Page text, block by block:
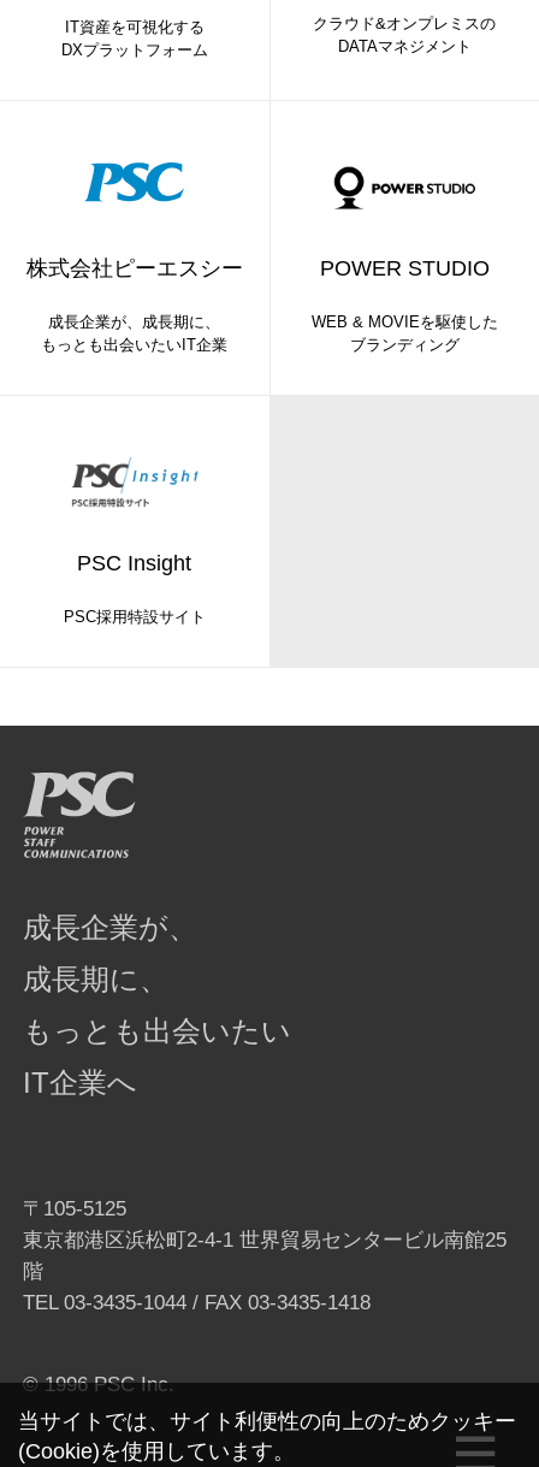
IT資産を可視化する
DXプラットフォーム
クラウド&オンプレミスの
DATAマネジメント
株式会社ピーエスシー
成長企業が、成長期に、
もっとも出会いたいIT企業
POWER STUDIO
WEB & MOVIEを駆使した
ブランディング
PSC Insight
PSC採用特設サイト
成長企業が、
成長期に、
もっとも出会いたい
IT企業へ
〒105-5125
東京都港区浜松町2-4-1 世界貿易センタービル南館25
階
TEL03-3435-1044/ FAX 03-3435-1418
© 1996 PSC Inc.
当サイトでは、サイト利便性の向上のためクッキー
(Cookie)を使用しています。